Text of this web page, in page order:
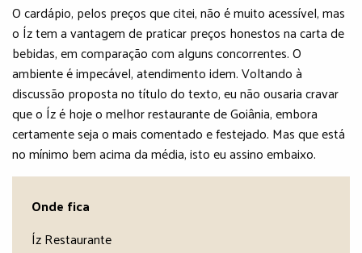
O cardápio, pelos preços que citei, não é muito acessível, mas
o Íz tem a vantagem de praticar preços honestos na carta de
bebidas, em comparação com alguns concorrentes. O
ambiente é impecável, atendimento idem. Voltando à
discussão proposta no título do texto, eu não ousaria cravar
que o Íz é hoje o melhor restaurante de Goiânia, embora
certamente seja o mais comentado e festejado. Mas que está
no mínimo bem acima da média, isto eu assino embaixo.
Onde fica
Íz Restaurante